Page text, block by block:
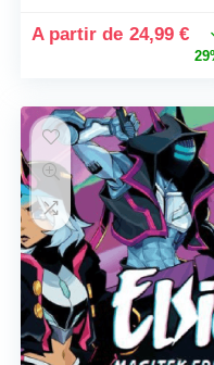
Le
34,99 €.
24,99€Le